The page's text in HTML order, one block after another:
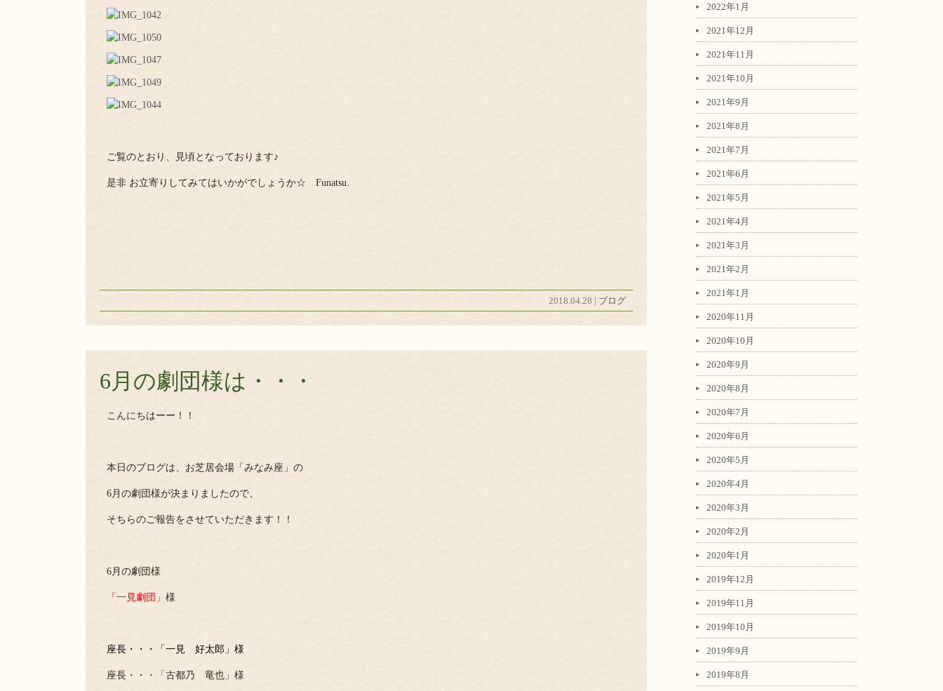
ご覧のとおり、見頃となっております♪
是非 お立寄りしてみてはいかがでしょうか☆ Funatsu.
2018.04.28 | ブログ
6月の劇団様は・・・
こんにちはーー！！
本日のブログは、お芝居会場「みなみ座」の
6月の劇団様が決まりましたので、
そちらのご報告をさせていただきます！！
6月の劇団様
「一見劇団」 様
座長・・・「一見 好太郎」様
座長・・・「古都乃 竜也」様
2022年1月
2021年12月
2021年11月
2021年10月
2021年9月
2021年8月
2021年7月
2021年6月
2021年5月
2021年4月
2021年3月
2021年2月
2021年1月
2020年11月
2020年10月
2020年9月
2020年8月
2020年7月
2020年6月
2020年5月
2020年4月
2020年3月
2020年2月
2020年1月
2019年12月
2019年11月
2019年10月
2019年9月
2019年8月